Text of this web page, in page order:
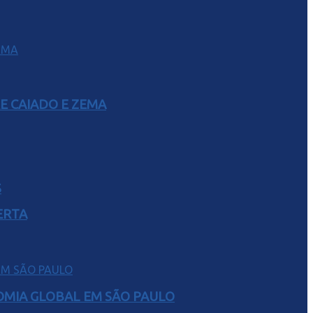
CAIADO E ZEMA
GLOBAL EM SÃO PAULO